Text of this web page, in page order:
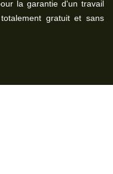
la garantie d'un travail
gratuit et sans